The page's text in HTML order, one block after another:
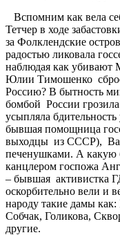
Вспомним как вела
Тетчер в ходе
за Фолклендские
радостью ликовала
наблюдая как
Юлии Тимошенко
Россию? В бытность
бомбой России
усыпляла
бывшая помощница
выходцы из СССР),
печенушками. А какую
канцлером госпожа
– бывшая активистка
оскорбительно вели и
народу такие дамы
Собчак, Голикова,
другие.